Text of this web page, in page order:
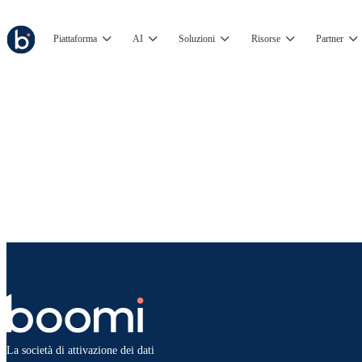
Piattaforma AI Soluzioni Risorse Partner
La società di attivazione dei dati